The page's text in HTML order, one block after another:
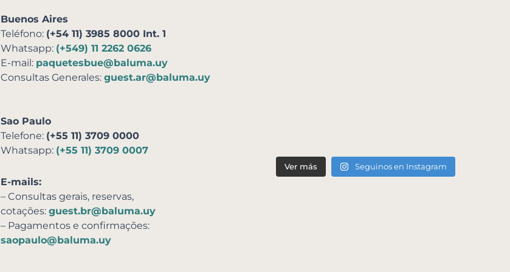
Buenos Aires
Teléfono: (+54 11) 3985 8000 Int. 1
Whatsapp: (+549) 11 2262 0626
E-mail: paquetesbue@baluma.uy
Consultas Generales: guest.ar@baluma.uy
Sao Paulo
Telefone: (+55 11) 3709 0000
Whatsapp: (+55 11) 3709 0007
E-mails:
– Consultas gerais, reservas,
cotações: guest.br@baluma.uy
– Pagamentos e confirmações:
saopaulo@baluma.uy
Ver más Seguinos en Instagram